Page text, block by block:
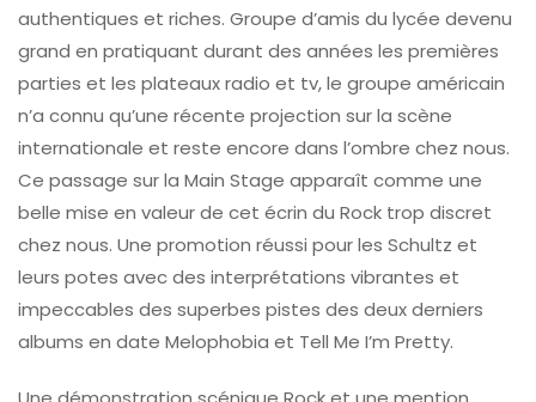
authentiques et riches. Groupe d’amis du lycée devenu
grand en pratiquant durant des années les premières
parties et les plateaux radio et tv, le groupe américain
n’a connu qu’une récente projection sur la scène
internationale et reste encore dans l’ombre chez nous.
Ce passage sur la Main Stage apparaît comme une
belle mise en valeur de cet écrin du Rock trop discret
chez nous. Une promotion réussi pour les Schultz et
leurs potes avec des interprétations vibrantes et
impeccables des superbes pistes des deux derniers
albums en date Melophobia et Tell Me I’m Pretty.